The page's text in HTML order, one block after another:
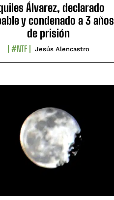
Álvarez, declarado
y condenado a 3 años
de prisión
#NTF Jesús Alencastro